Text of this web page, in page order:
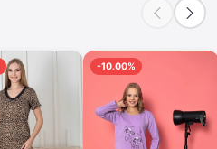
-10.00%